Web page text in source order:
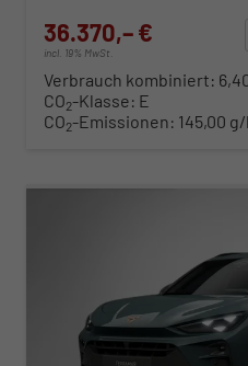
36.370,– €
incl. 19% MwSt.
Verbrauch kombiniert:
CO2-Klasse: E
CO2-Emissionen: 145,00